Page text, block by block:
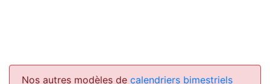
Nos autres modèles de calendriers bimestriels